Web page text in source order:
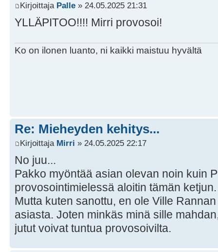
Kirjoittaja Palle » 24.05.2025 21:31
YLLÄPITOO!!!! Mirri provosoi!
Ko on ilonen luanto, ni kaikki maistuu hyvältä
Re: Mieheyden kehitys...
Kirjoittaja Mirri » 24.05.2025 22:17
No juu...
Pakko myöntää asian olevan noin kuin
provosointimielessä aloitin tämän ketjun.
Mutta kuten sanottu, en ole Ville
asiasta. Joten minkäs minä sille
jutut voivat tuntua provosoivilta.